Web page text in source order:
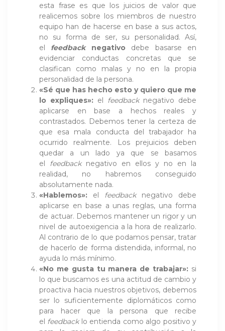
esta frase es que los juicios de valor que
realicemos sobre los miembros de nuestro
equipo han de hacerse en base a sus actos,
no su forma de ser, su personalidad. Así,
el feedbacknegativo debe basarse en
evidenciar conductas concretas que se
clasifican como malas y no en la propia
personalidad de la persona.
«Sé que has hecho esto y quiero que me
lo expliques»: el feedbacknegativo debe
aplicarse en base a hechos reales y
contrastados. Debemos tener la certeza de
que esa mala conducta del trabajador ha
ocurrido realmente. Los prejuicios deben
quedar a un lado ya que se basamos
el feedbacknegativo en ellos y no en la
realidad, no habremos conseguido
absolutamente nada.
«Hablemos»: el feedbacknegativo debe
aplicarse en base a unas reglas, una forma
de actuar. Debemos mantener un rigor y un
nivel de autoexigencia a la hora de realizarlo.
Al contrario de lo que podamos pensar, tratar
de hacerlo de forma distendida, informal, no
ayuda lo más mínimo.
«No me gusta tu manera de trabajar»: si
lo que buscamos es una actitud de cambio y
proactiva hacia nuestros objetivos, debemos
ser lo suficientemente diplomáticos como
para hacer que la persona que recibe
el feedbacklo entienda como algo positivo y